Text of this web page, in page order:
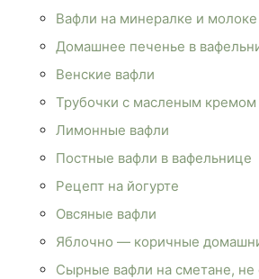
Вафли на минералке и молоке
Домашнее печенье в
Венские вафли
Трубочки с масленым кремом
Лимонные вафли
Постные вафли в вафельнице
Рецепт на йогурте
Овсяные вафли
Яблочно — коричные
Сырные вафли на сметане, не